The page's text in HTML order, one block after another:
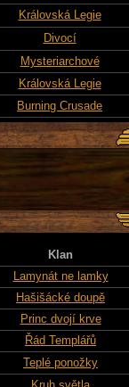
Královská Legie
Divocí
Mysteriarchové
Královská Legie
Burning Crusade
Klan
Lamynát ne lamky
Hašišácké doupě
Princ dvojí krve
Řád Templářů
Teplé ponožky